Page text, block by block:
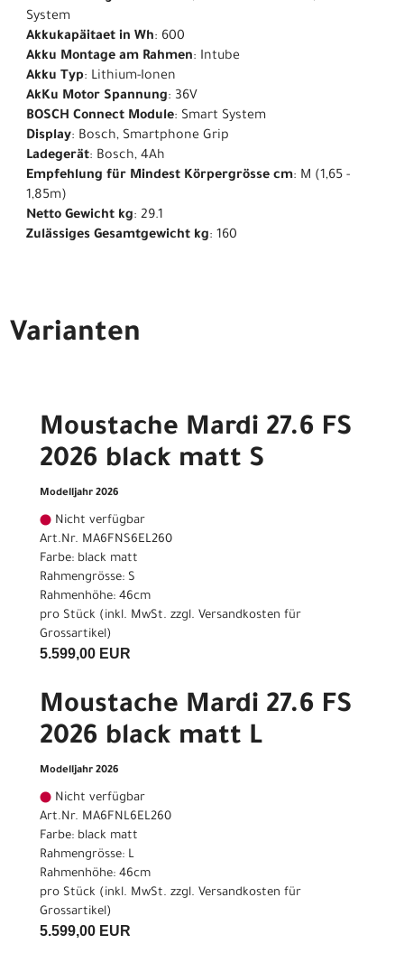
System
Akkukapäitaet in Wh: 600
Akku Montage am Rahmen: Intube
Akku Typ: Lithium-Ionen
AkKu Motor Spannung: 36V
BOSCH Connect Module: Smart System
Display: Bosch, Smartphone Grip
Ladegerät: Bosch, 4Ah
Empfehlung für Mindest Körpergrösse cm: M (1,65 -
1,85m)
Netto Gewicht kg: 29.1
Zulässiges Gesamtgewicht kg: 160
Varianten
Moustache Mardi 27.6 FS
2026 black matt S
Modelljahr 2026
Nicht verfügbar
Art.Nr. MA6FNS6EL260
Farbe: black matt
Rahmengrösse: S
Rahmenhöhe: 46cm
pro Stück (inkl. MwSt. zzgl. Versandkosten für
Grossartikel)
5.599,00 EUR
Moustache Mardi 27.6 FS
2026 black matt L
Modelljahr 2026
Nicht verfügbar
Art.Nr. MA6FNL6EL260
Farbe: black matt
Rahmengrösse: L
Rahmenhöhe: 46cm
pro Stück (inkl. MwSt. zzgl. Versandkosten für
Grossartikel)
5.599,00 EUR